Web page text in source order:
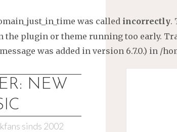
was called incorrectly.
the plugin or theme running too early.
was added in version 6.7.0.) in /
NEW
sinds 2002